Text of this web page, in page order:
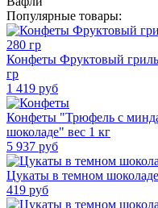
Популярные товары:
Конфеты Фруктовый
гр
1 419 руб
Конфеты "Трюфель с
шоколаде" вес 1 кг
5 937 руб
Цукаты в темном
419 руб